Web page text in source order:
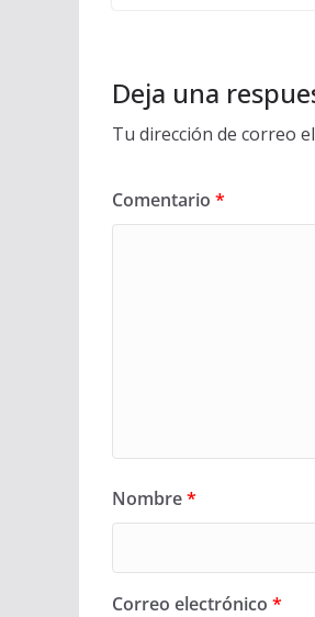
Deja una
Tu dirección de correo
Comentario *
Nombre*
Correo electrónico *